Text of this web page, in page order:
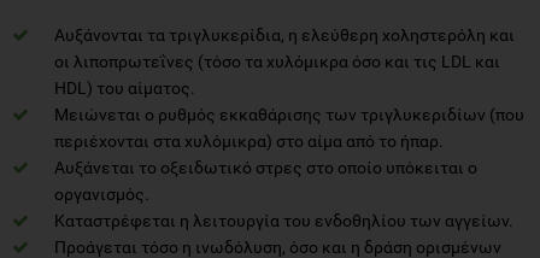
Αυξάνονται τα τριγλυκερίδια, η ελεύθερη χοληστερόλη και
οι λιποπρωτεΐνες (τόσο τα χυλόμικρα όσο και τις LDL και
HDL) του αίματος.
Μειώνεται ο ρυθμός εκκαθάρισης των τριγλυκεριδίων (που
περιέχονται στα χυλόμικρα) στο αίμα από το ήπαρ.
Αυξάνεται το οξειδωτικό στρες στο οποίο υπόκειται ο
οργανισμός.
Καταστρέφεται η λειτουργία του ενδοθηλίου των αγγείων.
Προάγεται τόσο η ινωδόλυση, όσο και η δράση ορισμένων